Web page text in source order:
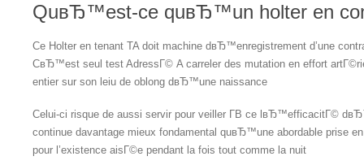
QuвЂ™est-ce quвЂ™un holter en
Ce Holter en tenant TA doit machine dвЂ™enregistrement d’une
CвЂ™est seul test AdressГ© A carreler des mutation en effort
entier sur son leiu de oblong dвЂ™une naissance
Celui-ci risque de aussi servir pour veiller Г­В ce lвЂ™efficacitГ©
continue davantage mieux fondamental quвЂ™une abordable prise
pour l’existence aisГ©e pendant la fois tout comme la nuit